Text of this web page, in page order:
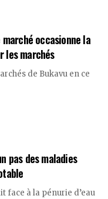
occasionne la
les marchés
de Bukavu en ce
pas des maladies
face à la pénurie d’eau